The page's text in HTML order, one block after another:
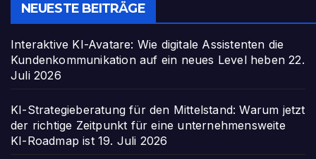
NEUESTE BEITRÄGE
Interaktive KI-Avatare: Wie digitale Assistenten die
Kundenkommunikation auf ein neues Level heben 22.
Juli 2026
KI-Strategieberatung für den Mittelstand: Warum jetzt
der richtige Zeitpunkt für eine unternehmensweite
KI-Roadmap ist 19. Juli 2026